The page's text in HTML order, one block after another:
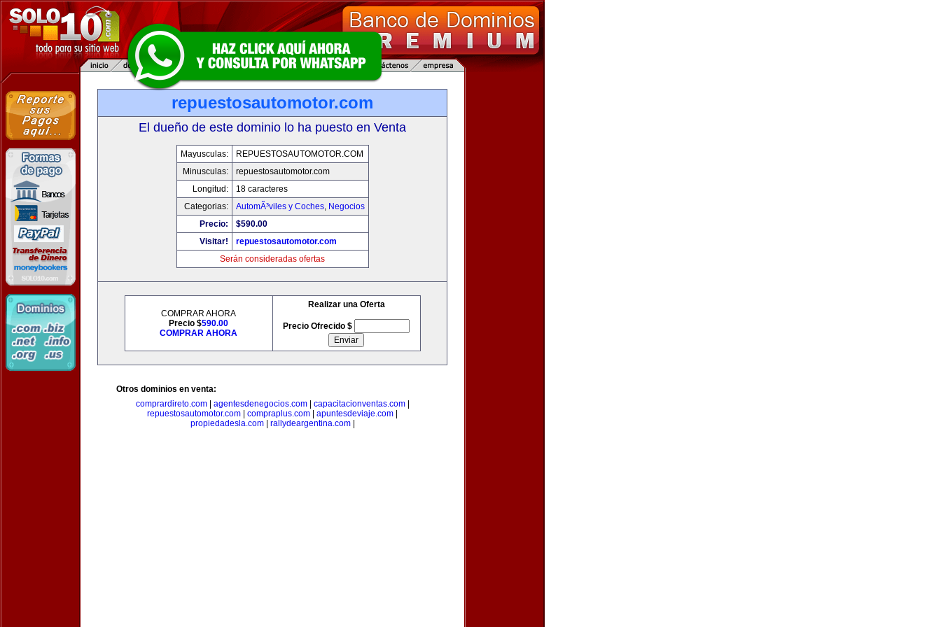
repuestosautomotor.com
El dueño de este dominio lo ha puesto en Venta
Mayusculas:
REPUESTOSAUTOMOTOR.COM
Minusculas:
repuestosautomotor.com
Longitud:
18 caracteres
Categorias:
AutomÃ³viles y Coches, Negocios
Precio:
$590.00
Visitar!
repuestosautomotor.com
Serán consideradas ofertas
COMPRAR AHORA
Precio $590.00
COMPRAR AHORA
Realizar una Oferta
Precio Ofrecido $
Otros dominios en venta:
comprardireto.com| agentesdenegocios.com| capacitacionventas.com|
repuestosautomotor.com
compraplus.com apuntesdeviaje.com
propiedadesla.com| rallydeargentina.com|